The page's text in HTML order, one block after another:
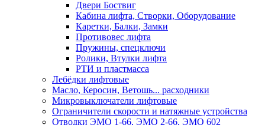
Двери Боствиг
Кабина лифта, Створки, Оборудование
Каретки, Балки, Замки
Противовес лифта
Пружины, спецключи
Ролики, Втулки лифта
РТИ и пластмасса
Лебёдки лифтовые
Масло, Керосин, Ветошь... расходники
Микровыключатели лифтовые
Ограничители скорости и натяжные устройства
Отводки ЭМО 1-66, ЭМО 2-66, ЭМО 602